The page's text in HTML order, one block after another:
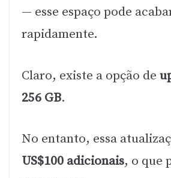
— esse espaço pode
rapidamente.
Claro, existe a opção de
256 GB.
No entanto, essa
US$100 adicionais, o que